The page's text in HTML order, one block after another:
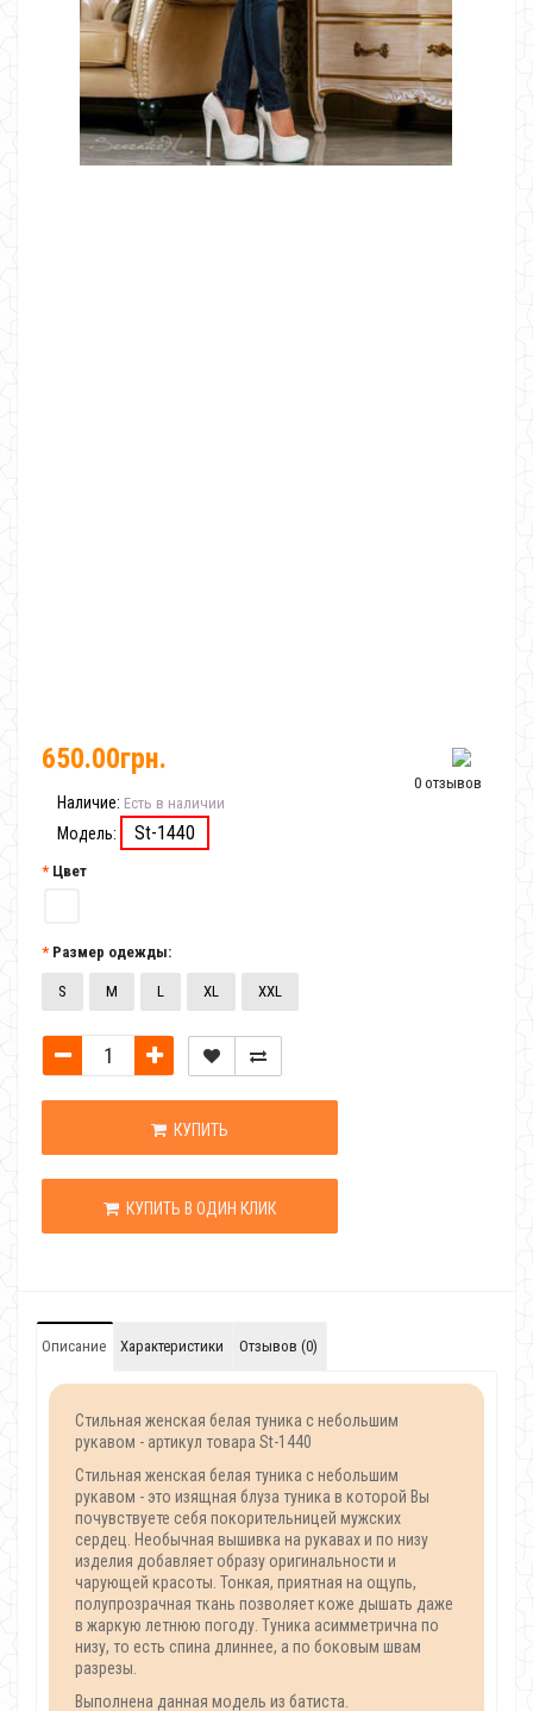
0 отзывов
650.00грн.
Наличие: Есть в наличии
Модель: St-1440
Цвет
Размер одежды:
S M L XL XXL
КУПИТЬ
КУПИТЬ В ОДИН КЛИК
Описание Характеристики Отзывов (0)
Стильная женская белая туника с небольшим
рукавом - артикул товара St-1440
Стильная женская белая туника с небольшим
рукавом - это изящная блуза туника в которой Вы
почувствуете себя покорительницей мужских
сердец. Необычная вышивка на рукавах и по низу
изделия добавляет образу оригинальности и
чарующей красоты. Тонкая, приятная на ощупь,
полупрозрачная ткань позволяет коже дышать даже
в жаркую летнюю погоду. Туника асимметрична по
низу, то есть спина длиннее, а по боковым швам
разрезы.
Выполнена данная модель из батиста.